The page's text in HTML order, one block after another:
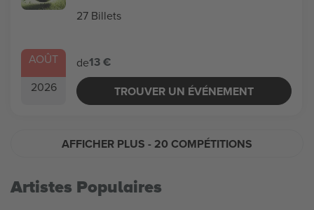
AOÛT
2026
27 Billets
de13 €
TROUVER UN ÉVÉNEMENT
AFFICHER PLUS - 20 COMPÉTITIONS
Artistes Populaires